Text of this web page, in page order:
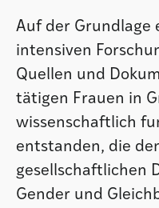
Auf der Grundlage
intensiven
Quellen und
tätigen Frauen in
wissenschaftlich
entstanden, die
gesellschaftlichen
Gender und